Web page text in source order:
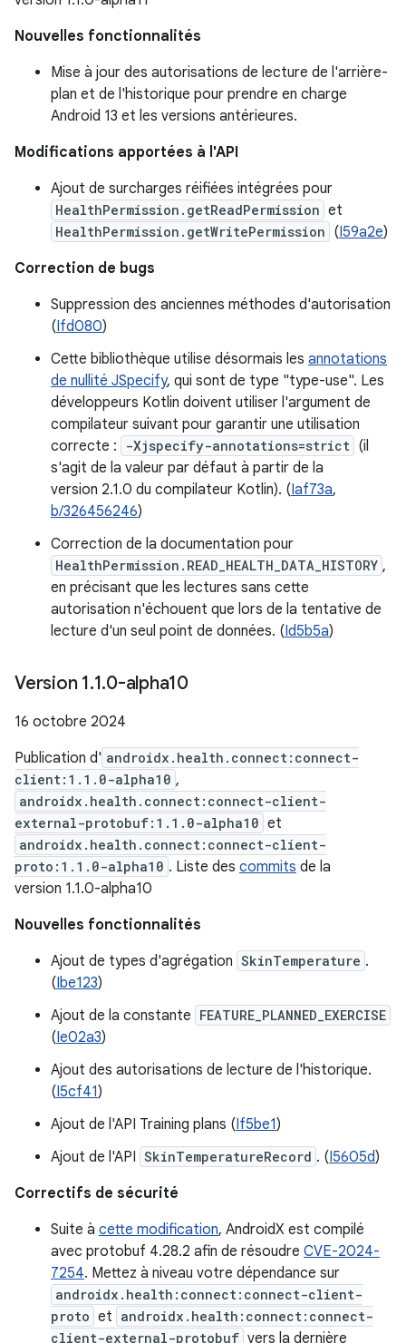
Nouvelles fonctionnalités
Mise à jour des autorisations de lecture de l'arrière-
plan et de l'historique pour prendre en charge
Android 13 et les versions antérieures.
Modifications apportées à l'API
Ajout de surcharges réifiées intégrées pour
HealthPermission.getReadPermission et
HealthPermission.getWritePermission (I59a2e)
Correction de bugs
Suppression des anciennes méthodes d'autorisation
(Ifd080)
Cette bibliothèque utilise désormais les annotations
de nullité JSpecify, qui sont de type "type-use". Les
développeurs Kotlin doivent utiliser l'argument de
compilateur suivant pour garantir une utilisation
correcte :
-Xjspecify-annotations=strict (il
s'agit de la valeur par défaut à partir de la
version 2.1.0 du compilateur Kotlin). (Iaf73a,
b/326456246)
Correction de la documentation pour
HealthPermission.READ_HEALTH_DATA_HISTORY ,
en précisant que les lectures sans cette
autorisation n'échouent que lors de la tentative de
lecture d'un seul point de données. (Id5b5a)
Version 1.1.0-alpha10
16 octobre 2024
Publication d' androidx.health.connect:connect-
client:1.1.0-alpha10 ,
androidx.health.connect:connect-client-
external-protobuf:1.1.0-alpha10 et
androidx.health.connect:connect-client-
proto:1.1.0-alpha10 . Liste des commits de la
version 1.1.0-alpha10
Nouvelles fonctionnalités
Ajout de types d'agrégation SkinTemperature .
(Ibe123)
Ajout de la constante FEATURE_PLANNED_EXERCISE
(Ie02a3)
Ajout des autorisations de lecture de l'historique.
(I5cf41)
Ajout de l'API Training plans (If5be1)
Ajout de l'API SkinTemperatureRecord . (I5605d)
Correctifs de sécurité
Suite à cette modification, AndroidX est compilé
avec protobuf 4.28.2 afin de résoudre CVE-2024-
7254. Mettez à niveau votre dépendance sur
androidx.health:connect:connect-client-
proto et androidx.health:connect:connect-
client-external-protobuf vers la dernière